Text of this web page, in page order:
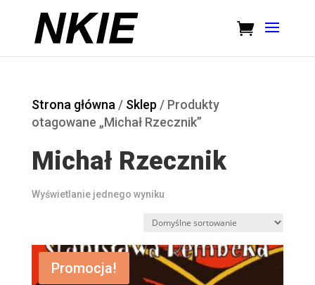
Strona główna / Sklep / Produkty
otagowane „Michał Rzecznik”
Michał Rzecznik
Wyświetlanie jednego wyniku
Promocja!